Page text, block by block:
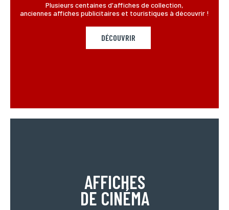
Plusieurs centaines d'affiches de collection,
anciennes affiches publicitaires et touristiques à découvrir !
DÉCOUVRIR
AFFICHES
DE CINÉMA